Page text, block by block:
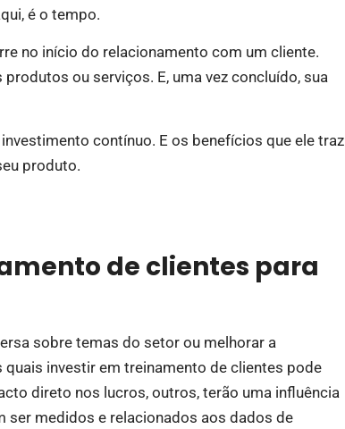
é o tempo.
no início do relacionamento com um cliente.
ou serviços. E, uma vez concluído, sua
contínuo. E os benefícios que ele traz
produto.
de clientes para
sobre temas do setor ou melhorar a
investir em treinamento de clientes pode
direto nos lucros, outros, terão uma influência
ser medidos e relacionados aos dados de